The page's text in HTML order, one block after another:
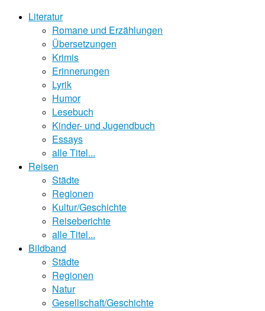
Literatur
Romane und Erzählungen
Übersetzungen
Krimis
Erinnerungen
Lyrik
Humor
Lesebuch
Kinder- und Jugendbuch
Essays
alle Titel...
Reisen
Städte
Regionen
Kultur/Geschichte
Reiseberichte
alle Titel...
Bildband
Städte
Regionen
Natur
Gesellschaft/Geschichte